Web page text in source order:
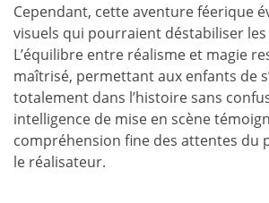
Cependant, cette aventure féerique
visuels qui pourraient déstabiliser les
L’équilibre entre réalisme et magie
maîtrisé, permettant aux enfants de
totalement dans l’histoire sans
intelligence de mise en scène
compréhension fine des attentes du
le réalisateur.